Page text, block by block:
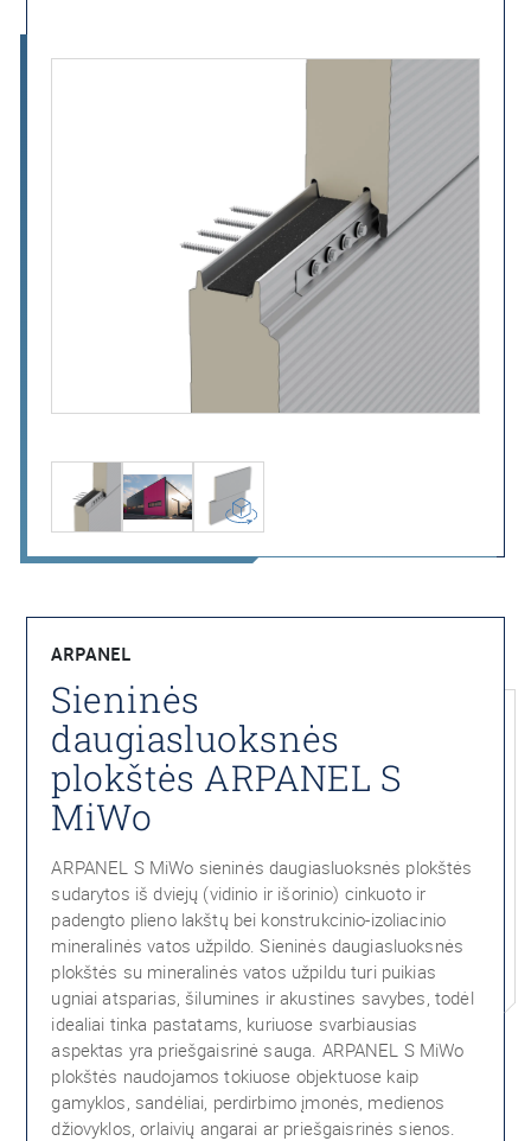
ARPANEL
Sieninės
daugiasluoksnės
plokštės ARPANEL S
MiWo
ARPANEL S MiWo sieninės daugiasluoksnės plokštės
sudarytos iš dviejų (vidinio ir išorinio) cinkuoto ir
padengto plieno lakštų bei konstrukcinio-izoliacinio
mineralinės vatos užpildo. Sieninės daugiasluoksnės
plokštės su mineralinės vatos užpildu turi puikias
ugniai atsparias, šilumines ir akustines savybes, todėl
idealiai tinka pastatams, kuriuose svarbiausias
aspektas yra priešgaisrinė sauga. ARPANEL S MiWo
plokštės naudojamos tokiuose objektuose kaip
gamyklos, sandėliai, perdirbimo įmonės, medienos
džiovyklos, orlaivių angarai ar priešgaisrinės sienos.